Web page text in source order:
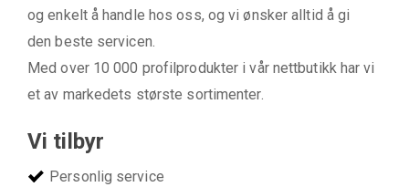
og enkelt å handle hos oss, og vi ønsker alltid å gi
den beste servicen.
Med over 10 000 profilprodukter i vår nettbutikk har vi
et av markedets største sortimenter.
Vi tilbyr
Personlig service